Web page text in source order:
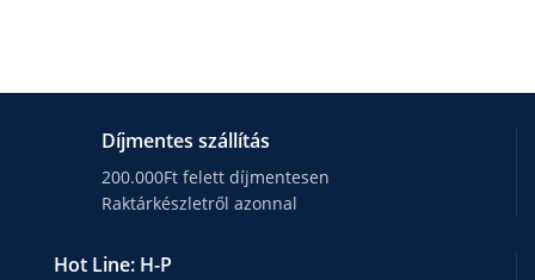
Díjmentes szállítás
200.000Ft felett díjmentesen
Raktárkészletről azonnal
Hot Line: H-P